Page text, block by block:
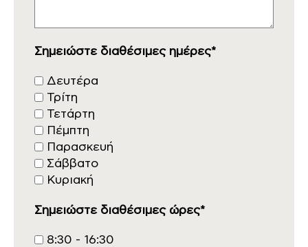
Σημειώστε διαθέσιμες ημέρες*
Δευτέρα
Τρίτη
Τετάρτη
Πέμπτη
Παρασκευή
Σάββατο
Κυριακή
Σημειώστε διαθέσιμες ώρες*
8:30 - 16:30